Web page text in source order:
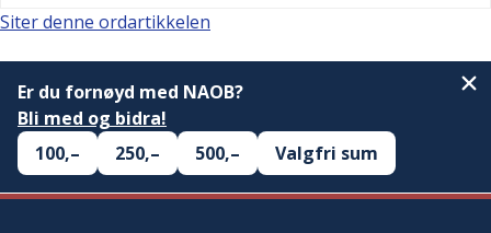
Siter denne ordartikkelen
Er du fornøyd med NAOB?
Bli med og bidra!
100,–
250,– 500,– Valgfri sum